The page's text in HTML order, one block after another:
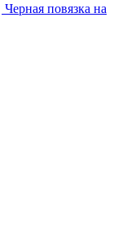
Черная повязка на